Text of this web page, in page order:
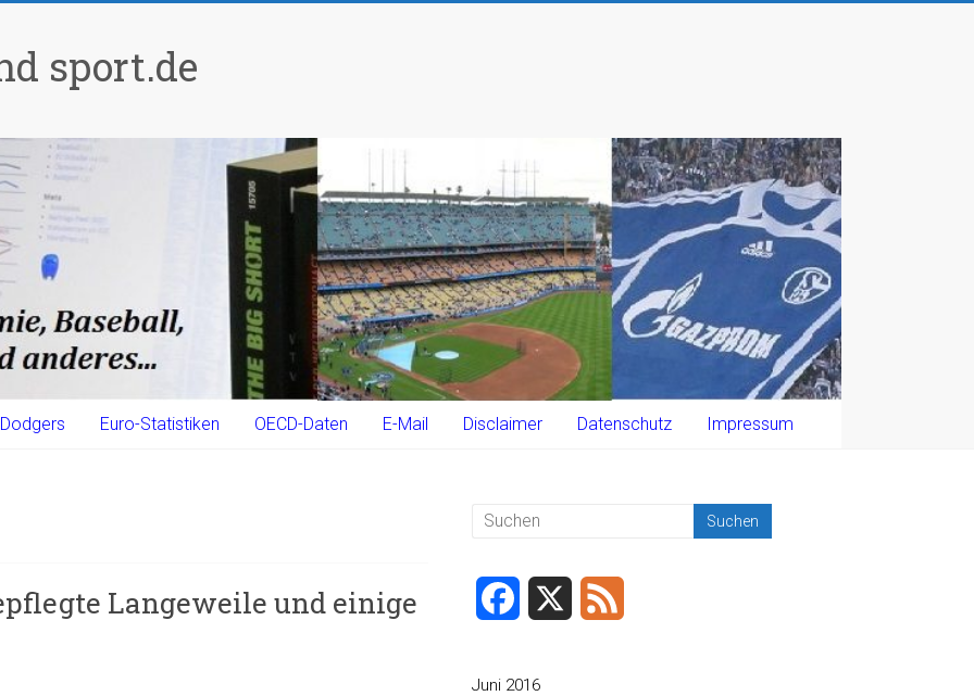
sport.de
Dodgers Euro-Statistiken OECD-Daten E-Mail Disclaimer Datenschutz Impressum
Langeweile und einige
c
Juni 2016